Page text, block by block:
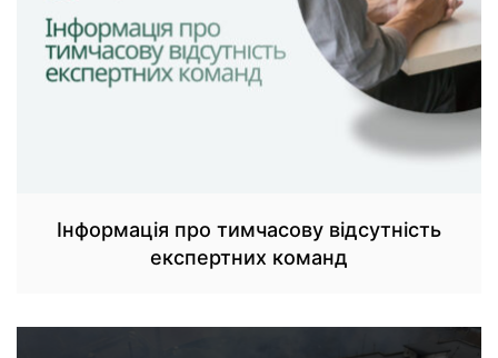
Інформація про тимчасову відсутність
експертних команд